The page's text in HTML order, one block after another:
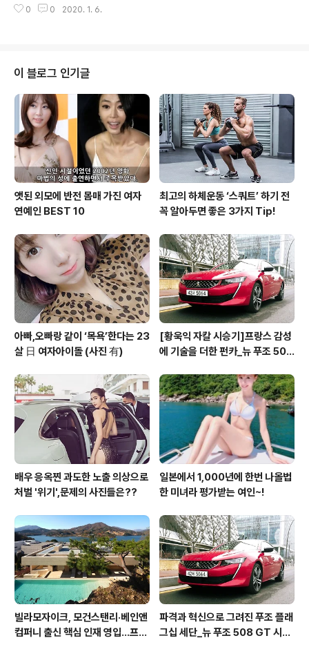
자동차 불매운동의 영향을 받았지만 12,241대를 판매한 ..
한을 본격화했고, 친환경 버스와 공공자전거, 나눔카(카셰
다. 그 중에서도 많은 소비자들이 기대하고 출시를 기다리
는 수입차 3인방을 소개한다. 푸조는 브랜드 최초의 전기
차인 e-208을 한국에도 출시할 예정이다. 국내에는 디젤
모델 중심의 라인업을 공개하여 아쉬움이 가장 컸던 수입
자동차 브랜드였다는 점에서 e-208 모델은 큰 방향을 불
러모을 것으로 기대된다. 순수전기차..
0 0 2020. 1. 6.
이 블로그 인기글
앳된 외모에 반전 몸매 가진 여자
연예인 BEST 10
최고의 하체운동 ‘스쿼트’ 하기 전
꼭 알아두면 좋은 3가지 Tip!
아빠,오빠랑 같이 ‘목욕’한다는 23
살 日 여자아이돌 (사진 有)
[황욱익 자칼 시승기]프랑스 감성
에 기술을 더한 펀카_뉴 푸조 508
배우 응옥찐 과도한 노출 의상으로
처벌 '위기',문제의 사진들은??
일본에서 1,000년에 한번 나올법
한 미녀라 평가받는 여인~!
빌라모자이크, 모건스탠리·베인앤
컴퍼니 출신 핵심 인재 영입…프리
파격과 혁신으로 그려진 푸조 플래
그십 세단_뉴 푸조 508 GT 시승